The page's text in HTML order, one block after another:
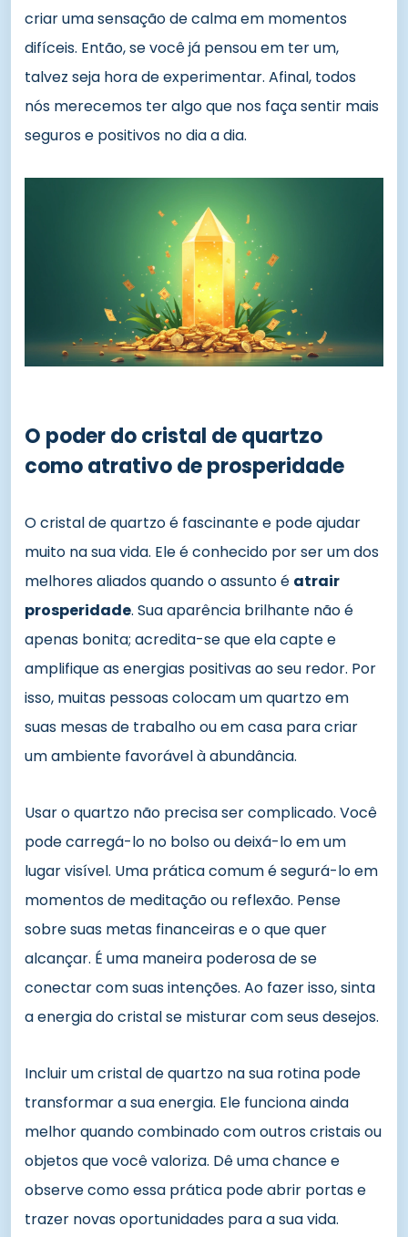
criar uma sensação de calma em momentos
difíceis. Então, se você já pensou em ter um,
talvez seja hora de experimentar. Afinal, todos
nós merecemos ter algo que nos faça sentir mais
seguros e positivos no dia a dia.
O poder do cristal de quartzo
como atrativo de prosperidade
O cristal de quartzo é fascinante e pode ajudar
muito na sua vida. Ele é conhecido por ser um dos
melhores aliados quando o assunto é atrair
prosperidade. Sua aparência brilhante não é
apenas bonita; acredita-se que ela capte e
amplifique as energias positivas ao seu redor. Por
isso, muitas pessoas colocam um quartzo em
suas mesas de trabalho ou em casa para criar
um ambiente favorável à abundância.
Usar o quartzo não precisa ser complicado. Você
pode carregá-lo no bolso ou deixá-lo em um
lugar visível. Uma prática comum é segurá-lo em
momentos de meditação ou reflexão. Pense
sobre suas metas financeiras e o que quer
alcançar. É uma maneira poderosa de se
conectar com suas intenções. Ao fazer isso, sinta
a energia do cristal se misturar com seus desejos.
Incluir um cristal de quartzo na sua rotina pode
transformar a sua energia. Ele funciona ainda
melhor quando combinado com outros cristais ou
objetos que você valoriza. Dê uma chance e
observe como essa prática pode abrir portas e
trazer novas oportunidades para a sua vida.